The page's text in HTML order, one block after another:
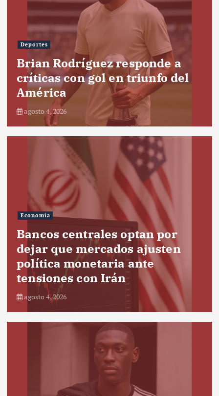
Deportes
Brian Rodríguez responde a
críticas con gol en triunfo del
América
agosto 4, 2026
Economía
Bancos centrales optan por
dejar que mercados ajusten
política monetaria ante
tensiones con Irán
agosto 4, 2026